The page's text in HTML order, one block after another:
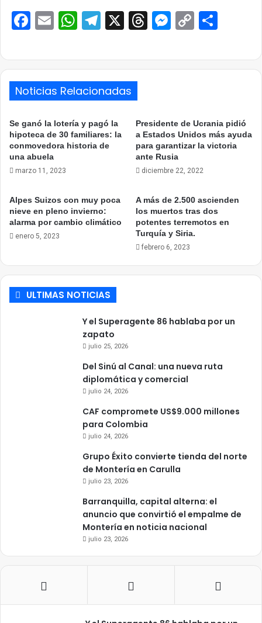
Facebook
EmailWhatsApp
Telegram
X ThreadsCopy
Noticias Relacionadas
Se ganó la lotería y pagó la
hipoteca de 30 familiares: la
conmovedora historia de
una abuela
marzo 11, 2023
Presidente de Ucrania pidió
a Estados Unidos más ayuda
para garantizar la victoria
ante Rusia
diciembre 22, 2022
Alpes Suizos con muy poca
nieve en pleno invierno:
alarma por cambio climático
enero 5, 2023
A más de 2.500 ascienden
los muertos tras dos
potentes terremotos en
Turquía y Siria.
febrero 6, 2023
ULTIMAS NOTICIAS
Y el Superagente 86 hablaba por un
zapato
julio 25, 2026
Del Sinú al Canal: una nueva ruta
diplomática y comercial
julio 24, 2026
CAF compromete US$9.000 millones
para Colombia
julio 24, 2026
Grupo Éxito convierte tienda del norte
de Montería en Carulla
julio 23, 2026
Barranquilla, capital alterna: el
anuncio que convirtió el empalme de
Montería en noticia nacional
julio 23, 2026